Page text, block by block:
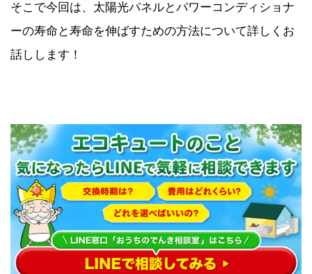
そこで今回は、太陽光パネルとパワーコンディショナ
ーの寿命と寿命を伸ばすための方法について詳しくお
話しします！